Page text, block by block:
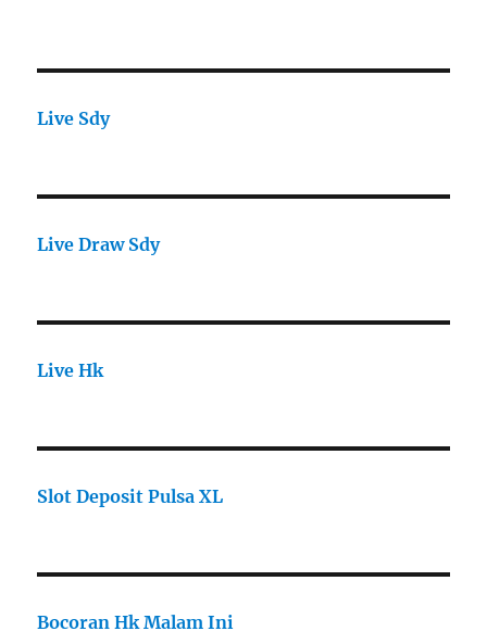
Live Sdy
Live Draw Sdy
Live Hk
Slot Deposit Pulsa XL
Bocoran Hk Malam Ini